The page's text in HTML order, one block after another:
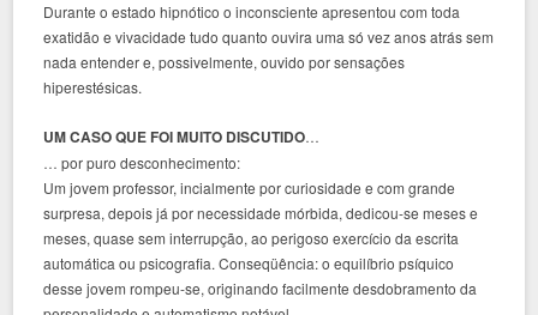
Durante o estado hipnótico o inconsciente apresentou com toda
exatidão e vivacidade tudo quanto ouvira uma só vez anos atrás sem
nada entender e, possivelmente, ouvido por sensações
hiperestésicas.
UM CASO QUE FOI MUITO DISCUTIDO…
… por puro desconhecimento:
Um jovem professor, incialmente por curiosidade e com grande
surpresa, depois já por necessidade mórbida, dedicou-se meses e
meses, quase sem interrupção, ao perigoso exercício da escrita
automática ou psicografia. Conseqüência: o equilíbrio psíquico
desse jovem rompeu-se, originando facilmente desdobramento da